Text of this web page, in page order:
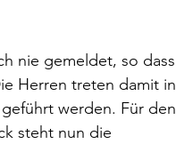
nie gemeldet, so dass
Herren treten damit in
werden. Für den
steht nun die